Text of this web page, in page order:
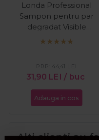
Londa Professional
Sampon pentru par
degradat Visible
Repair 250ml
31,90 LEI / buc
PRP: 44,41 LEI
Adauga in cos
Alti clienti au